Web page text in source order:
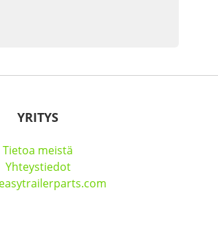
YRITYS
Tietoa meistä
Yhteystiedot